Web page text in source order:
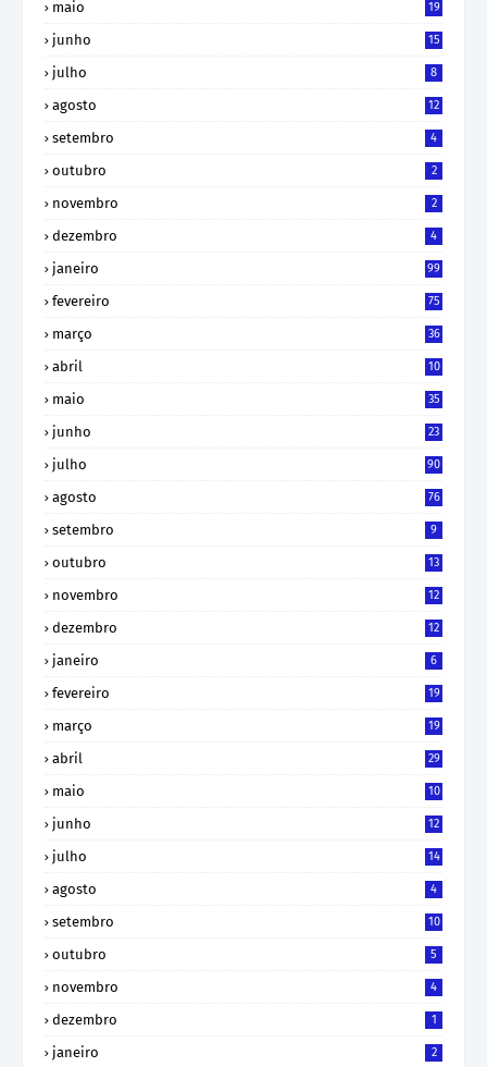
maio 19
junho 15
julho 8
agosto 12
setembro 4
outubro 2
novembro 2
dezembro 4
janeiro 99
fevereiro 75
março 36
abril 10
maio 35
junho 23
julho 90
agosto 76
setembro 9
outubro 13
novembro 12
dezembro 12
janeiro 6
fevereiro 19
março 19
abril 29
maio 10
junho 12
julho 14
agosto 4
setembro 10
outubro 5
novembro 4
dezembro 1
janeiro 2